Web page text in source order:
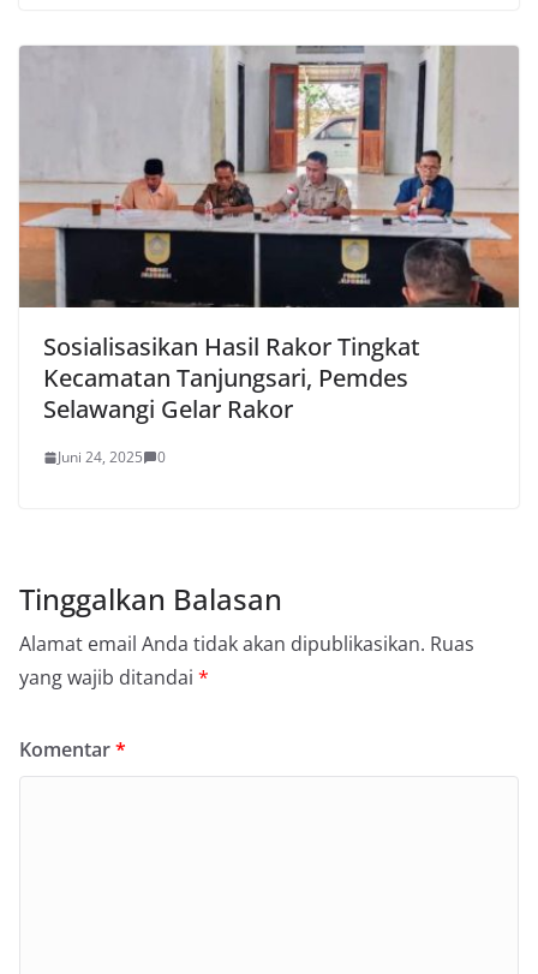
Sosialisasikan Hasil Rakor Tingkat
Kecamatan Tanjungsari, Pemdes
Selawangi Gelar Rakor
Juni 24, 2025 0
Tinggalkan Balasan
Alamat email Anda tidak akan dipublikasikan. Ruas
yang wajib ditandai *
Komentar*